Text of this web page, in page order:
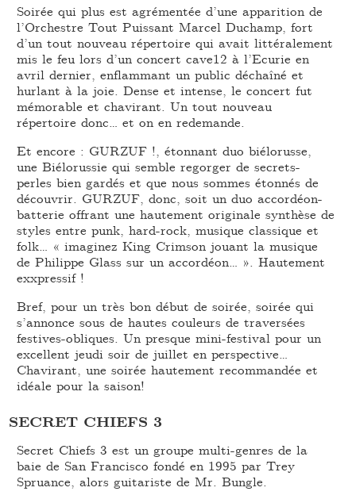
Soirée qui plus est agrémentée d’une apparition de
l’Orchestre Tout Puissant Marcel Duchamp, fort
d’un tout nouveau répertoire qui avait littéralement
mis le feu lors d’un concert cave12 à l’Ecurie en
avril dernier, enflammant un public déchaîné et
hurlant à la joie. Dense et intense, le concert fut
mémorable et chavirant. Un tout nouveau
répertoire donc… et on en redemande.
Et encore : GURZUF !, étonnant duo biélorusse,
une Biélorussie qui semble regorger de secrets-
perles bien gardés et que nous sommes étonnés de
découvrir. GURZUF, donc, soit un duo accordéon-
batterie offrant une hautement originale synthèse de
styles entre punk, hard-rock, musique classique et
folk… « imaginez King Crimson jouant la musique
de Philippe Glass sur un accordéon… ». Hautement
exxpressif !
Bref, pour un très bon début de soirée, soirée qui
s’annonce sous de hautes couleurs de traversées
festives-obliques. Un presque mini-festival pour un
excellent jeudi soir de juillet en perspective…
Chavirant, une soirée hautement recommandée et
idéale pour la saison!
SECRET CHIEFS 3
Secret Chiefs 3 est un groupe multi-genres de la
baie de San Francisco fondé en 1995 par Trey
Spruance, alors guitariste de Mr. Bungle.